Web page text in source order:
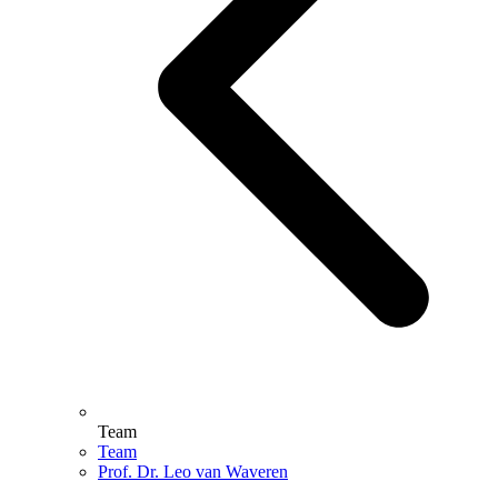
Team
Team
Prof. Dr. Leo van Waveren